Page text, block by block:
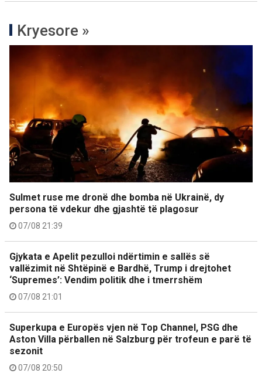
Kryesore »
Sulmet ruse me dronë dhe bomba në Ukrainë, dy
persona të vdekur dhe gjashtë të plagosur
07/08 21:39
Gjykata e Apelit pezulloi ndërtimin e sallës së
vallëzimit në Shtëpinë e Bardhë, Trump i drejtohet
‘Supremes’: Vendim politik dhe i tmerrshëm
07/08 21:01
Superkupa e Europës vjen në Top Channel, PSG dhe
Aston Villa përballen në Salzburg për trofeun e parë të
sezonit
07/08 20:50